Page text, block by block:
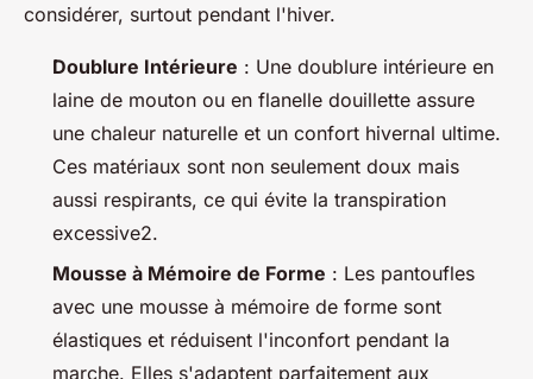
considérer, surtout pendant l'hiver.
Doublure Intérieure : Une doublure intérieure en
laine de mouton ou en flanelle douillette assure
une chaleur naturelle et un confort hivernal ultime.
Ces matériaux sont non seulement doux mais
aussi respirants, ce qui évite la transpiration
excessive2.
Mousse à Mémoire de Forme : Les pantoufles
avec une mousse à mémoire de forme sont
élastiques et réduisent l'inconfort pendant la
marche. Elles s'adaptent parfaitement aux